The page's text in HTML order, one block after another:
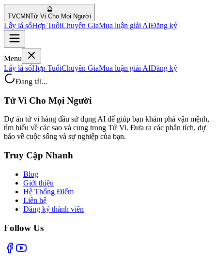
🔮
TVCMNTử Vi Cho Mọi Người
Lấy lá sốHợp TuổiChuyên GiaMua luận giải AIĐăng ký
Menu
Lấy lá sốHợp TuổiChuyên GiaMua luận giải AIĐăng ký
Đang tải...
Tử Vi Cho Mọi Người
Dự án tử vi hàng đầu sử dụng AI để giúp bạn khám phá vận mệnh,
tìm hiểu về các sao và cung trong Tử Vi. Đưa ra các phân tích, dự
báo về cuộc sống và sự nghiệp của bạn.
Truy Cập Nhanh
Blog
Giới thiệu
Hệ Thống Điểm
Liên hệ
Đăng ký thành viên
Follow Us